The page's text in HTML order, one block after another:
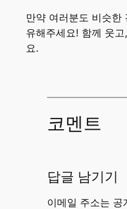
만약 여러분도 비슷한
유해주세요! 함께 웃
요.
코멘트
답글 남기기
이메일 주소는 공